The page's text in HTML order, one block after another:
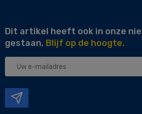
Dit artikel heeft ook in onze
gestaan. Blijf op de hoogte.
Uw